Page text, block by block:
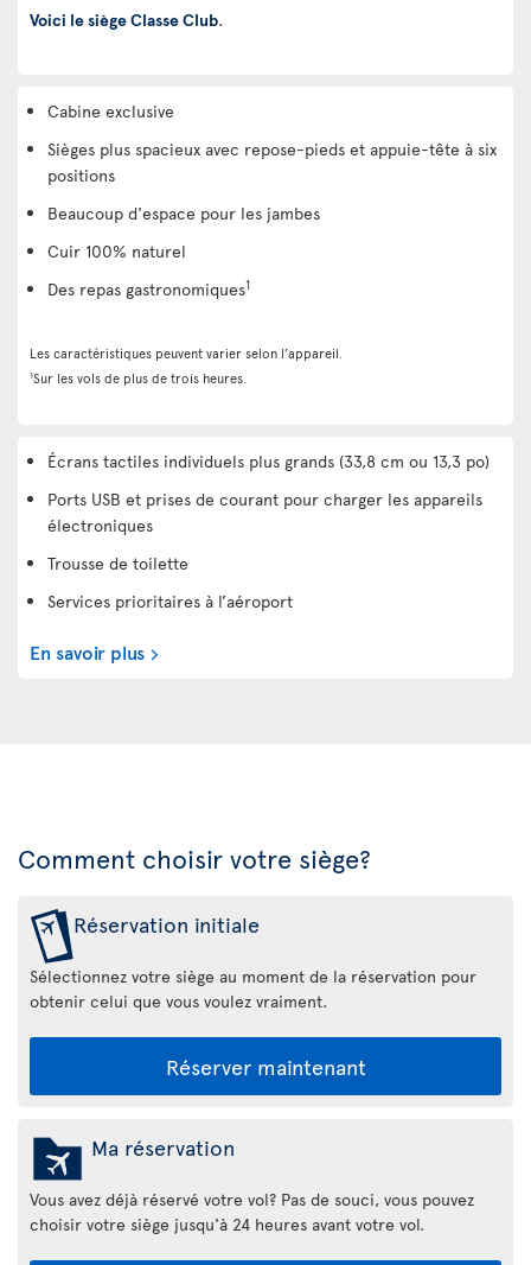
Voici le siège Classe Club.
Cabine exclusive
Sièges plus spacieux avec repose-pieds et appuie-tête à six
positions
Beaucoup d'espace pour les jambes
Cuir 100% naturel
Des repas gastronomiques1
Les caractéristiques peuvent varier selon l’appareil.
1Sur les vols de plus de trois heures.
Écrans tactiles individuels plus grands (33,8 cm ou 13,3 po)
Ports USB et prises de courant pour charger les appareils
électroniques
Trousse de toilette
Services prioritaires à l’aéroport
En savoir plus
Comment choisir votre siège?
Réservation initiale
Sélectionnez votre siège au moment de la réservation pour
obtenir celui que vous voulez vraiment.
Réserver maintenant
Ma réservation
Vous avez déjà réservé votre vol? Pas de souci, vous pouvez
choisir votre siège jusqu'à 24 heures avant votre vol.